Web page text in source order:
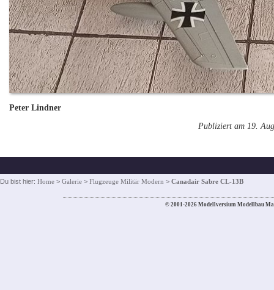
Peter Lindner
Publiziert am 19.
Du bist hier: Home > Galerie > Flugzeuge Militär Modern > Canadair Sabre CL-13B
© 2001-2026 Modellversium Modellbau